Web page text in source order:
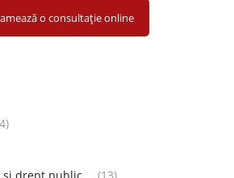
o consultație online